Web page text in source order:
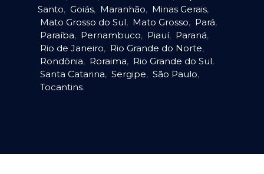
Santo, Goiás, Maranhão, Minas Gerais,
Mato Grosso do Sul, Mato Grosso, Pará,
Paraíba, Pernambuco, Piauí, Paraná,
Rio de Janeiro, Rio Grande do Norte,
Rondônia, Roraima, Rio Grande do Sul,
Santa Catarina, Sergipe, São Paulo,
Tocantins.